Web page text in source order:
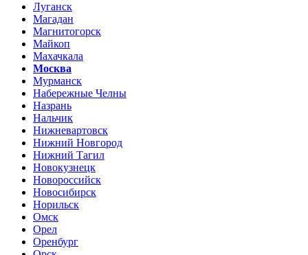
Луганск
Магадан
Магнитогорск
Майкоп
Махачкала
Москва
Мурманск
Набережные Челны
Назрань
Нальчик
Нижневартовск
Нижний Новгород
Нижний Тагил
Новокузнецк
Новороссийск
Новосибирск
Норильск
Омск
Орел
Оренбург